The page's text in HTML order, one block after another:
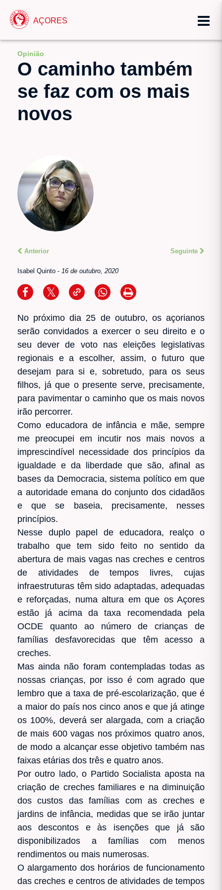
AÇORES
Opinião
O caminho também
se faz com os mais
novos
Anterior Seguinte
Isabel Quinto - 16 de outubro, 2020
No próximo dia 25 de outubro, os açorianos
serão convidados a exercer o seu direito e o
seu dever de voto nas eleições legislativas
regionais e a escolher, assim, o futuro que
desejam para si e, sobretudo, para os seus
filhos, já que o presente serve, precisamente,
para pavimentar o caminho que os mais novos
irão percorrer.
Como educadora de infância e mãe, sempre
me preocupei em incutir nos mais novos a
imprescindível necessidade dos princípios da
igualdade e da liberdade que são, afinal as
bases da Democracia, sistema político em que
a autoridade emana do conjunto dos cidadãos
e que se baseia, precisamente, nesses
princípios.
Nesse duplo papel de educadora, realço o
trabalho que tem sido feito no sentido da
abertura de mais vagas nas creches e centros
de atividades de tempos livres, cujas
infraestruturas têm sido adaptadas, adequadas
e reforçadas, numa altura em que os Açores
estão já acima da taxa recomendada pela
OCDE quanto ao número de crianças de
famílias desfavorecidas que têm acesso a
creches.
Mas ainda não foram contempladas todas as
nossas crianças, por isso é com agrado que
lembro que a taxa de pré-escolarização, que é
a maior do país nos cinco anos e que já atinge
os 100%, deverá ser alargada, com a criação
de mais 600 vagas nos próximos quatro anos,
de modo a alcançar esse objetivo também nas
faixas etárias dos três e quatro anos.
Por outro lado, o Partido Socialista aposta na
criação de creches familiares e na diminuição
dos custos das famílias com as creches e
jardins de infância, medidas que se irão juntar
aos descontos e às isenções que já são
disponibilizados a famílias com menos
rendimentos ou mais numerosas.
O alargamento dos horários de funcionamento
das creches e centros de atividades de tempos